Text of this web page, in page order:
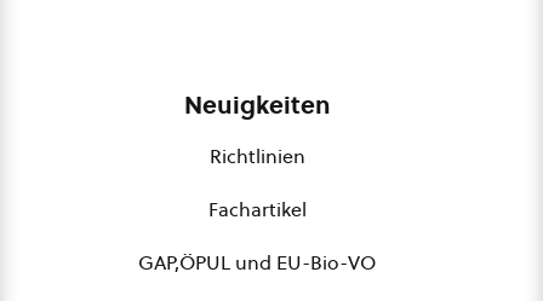
Neuigkeiten
Richtlinien
Fachartikel
GAP,ÖPUL und EU-Bio-VO